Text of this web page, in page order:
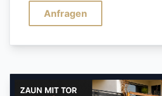
Anfragen